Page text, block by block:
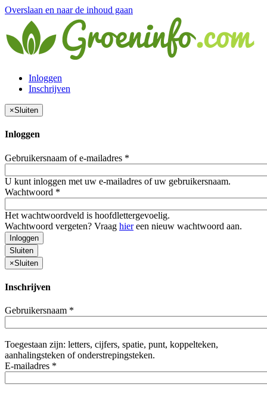
Overslaan en naar de inhoud gaan
Inloggen
Inschrijven
×Sluiten
Inloggen
Gebruikersnaam of e-mailadres *
U kunt inloggen met uw e-mailadres of uw gebruikersnaam.
Wachtwoord *
Het wachtwoordveld is hoofdlettergevoelig.
Wachtwoord vergeten? Vraag hiereen nieuw wachtwoord aan.
Inloggen
Sluiten
×Sluiten
Inschrijven
Gebruikersnaam *
Toegestaan zijn: letters, cijfers, spatie, punt, koppelteken,
aanhalingsteken of onderstrepingsteken.
E-mailadres *